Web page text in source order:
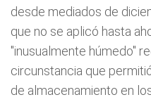
desde mediados de
que no se aplicó hasta
"inusualmente húmedo"
circunstancia que
de almacenamiento en